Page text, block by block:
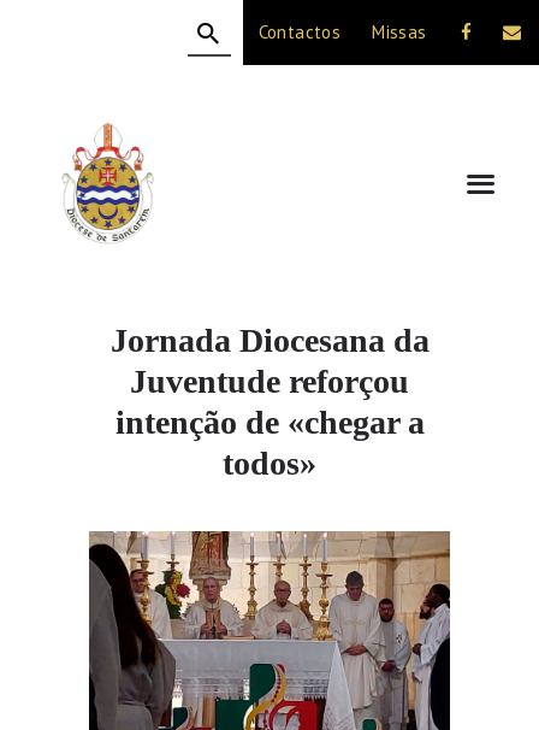
Contactos Missas
Jornada Diocesana da
Juventude reforçou
intenção de «chegar a
todos»
A DIOCESE
CELEBRAÇÃO
VIDA CRISTÃ
NOTÍCIAS